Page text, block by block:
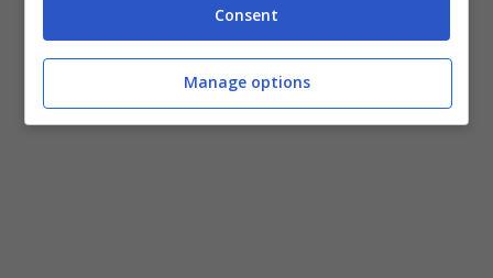
Consent
Manage options